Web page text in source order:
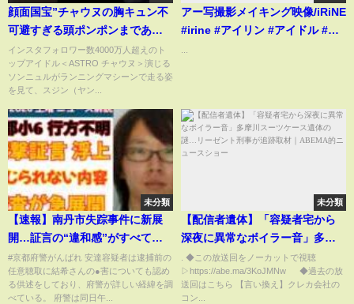
顔面国宝”チャウヌの胸キュン不
可避すぎる頭ポンポンまであと
10秒｜韓国ドラマ『ワンダフル
ワールド』｜Disney+ (ディズニ
ープラス）#Shorts
インスタフォロワー数4000万人超えのト
ップアイドル＜ASTRO チャウヌ＞演じる
ソンニュルがランニングマシーンで走る姿
を見て、スジン（ヤン...
アー写撮影メイキング映像/iRiNE
#irine #アイリン #アイドル #デ
未分類
【速報】南丹市失踪事件に新展
開…証言の“違和感”がすべてを
変える？
#京都府警がんばれ 安達容疑者は逮捕前の
任意聴取に結希さんの●害についても認め
る供述をしており、府警が詳しい経緯を調
べている。 府警は同日午...
未分類
【配信者遺体】「容疑者宅から
深夜に異常なボイラー音」多摩
川スーツケース遺体の謎…リー
ゼント刑事が追跡取材｜ABEMA
的ニュースショー
. ◆この放送回をノーカットで視聴
▷https://abe.ma/3KoJMNw ◆過去の放
送回はこちら 【言い換え】クレカ会社の
コン...